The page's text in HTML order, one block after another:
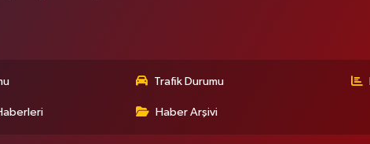
Trafik Durumu
Haber Arşivi